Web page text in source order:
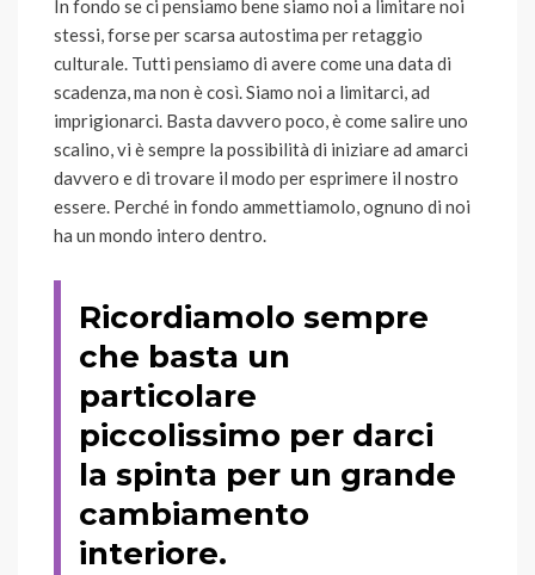
In fondo se ci pensiamo bene siamo noi a limitare noi
stessi, forse per scarsa autostima per retaggio
culturale. Tutti pensiamo di avere come una data di
scadenza, ma non è così. Siamo noi a limitarci, ad
imprigionarci. Basta davvero poco, è come salire uno
scalino, vi è sempre la possibilità di iniziare ad amarci
davvero e di trovare il modo per esprimere il nostro
essere. Perché in fondo ammettiamolo, ognuno di noi
ha un mondo intero dentro.
Ricordiamolo sempre
che basta un
particolare
piccolissimo per darci
la spinta per un grande
cambiamento
interiore.